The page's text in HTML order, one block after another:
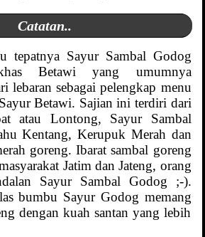
Catatan..
tepatnya Sayur Sambal Godog
Betawi yang umumnya
lebaran sebagai pelengkap menu
Betawi. Sajian ini terdiri dari
atau Lontong, Sayur Sambal
Kentang, Kerupuk Merah dan
goreng. Ibarat sambal goreng
Jatim dan Jateng, orang
Sayur Sambal Godog ;-).
bumbu Sayur Godog memang
dengan kuah santan yang lebih